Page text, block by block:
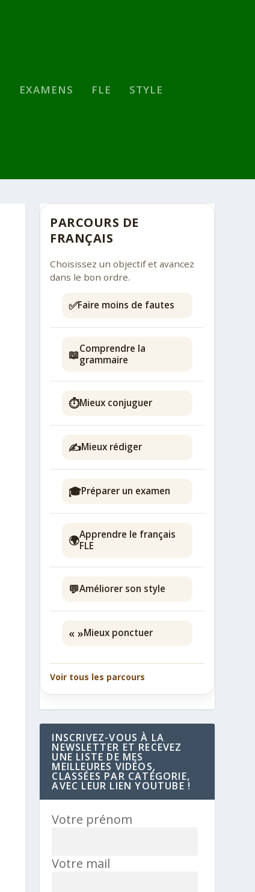
EXAMENS FLE STYLE
PARCOURS DE
FRANÇAIS
Choisissez un objectif et avancez
dans le bon ordre.
✅Faire moins de fautes
📖Comprendre la
grammaire
⏱️Mieux conjuguer
✍️Mieux rédiger
🎓Préparer un examen
🌍Apprendre le français
FLE
💬Améliorer son style
« »Mieux ponctuer
Voir tous les parcours
INSCRIVEZ-VOUS À LA
NEWSLETTER ET RECEVEZ
UNE LISTE DE MES
MEILLEURES VIDÉOS,
CLASSÉES PAR CATÉGORIE,
AVEC LEUR LIEN YOUTUBE !
Votre prénom
Votre mail